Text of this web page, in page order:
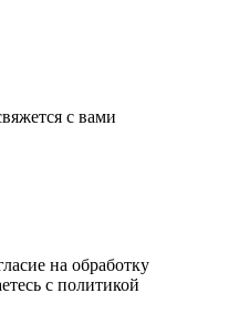
с вами
на обработку
c политикой